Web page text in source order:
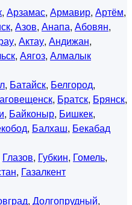
, Арзамас, Армавир, Артём,
, Азов, Анапа, Абовян,
, Актау, Андижан,
, Аягоз, Алмалык
, Батайск, Белгород,
, Братск, Брянск,
, Байконыр, Бишкек,
, Балхаш, Бекабад
Глазов, Губкин, Гомель,
, Газалкент
, Долгопрудный,